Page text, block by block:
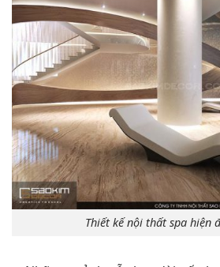
Thiết kế nội thất spa hiện